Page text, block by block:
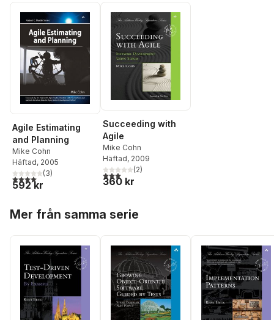
Agile Estimating
and Planning
Mike Cohn
Häftad, 2005
4,0utav 5 stjärnor. Totalt antal röster:
(3)
592 kr
Succeeding with
Agile
Mike Cohn
Häftad, 2009
3,0utav 5 stjärnor. Totalt antal röster:
(2)
360 kr
Mer från samma serie